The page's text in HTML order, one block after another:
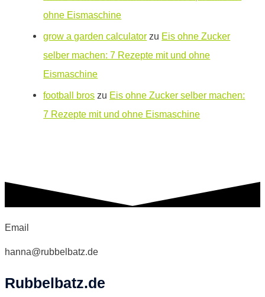
ohne Eismaschine
grow a garden calculator zu Eis ohne Zucker
selber machen: 7 Rezepte mit und ohne
Eismaschine
football bros zu Eis ohne Zucker selber machen:
7 Rezepte mit und ohne Eismaschine
Email
hanna@rubbelbatz.de
Rubbelbatz.de